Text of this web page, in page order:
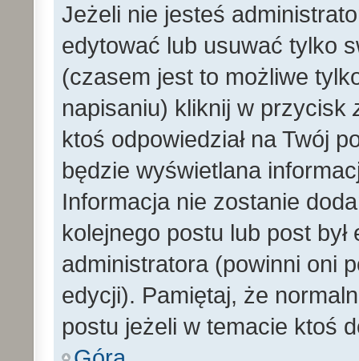
Jeżeli nie jesteś
edytować lub usuwać tylko
(czasem jest to możliwe
napisaniu) kliknij w przycisk
ktoś odpowiedział na Twój
będzie wyświetlana
Informacja nie zostanie
kolejnego postu lub post
administratora (powinni oni
edycji). Pamiętaj, że
postu jeżeli w temacie ktoś